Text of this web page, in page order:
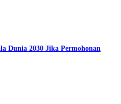
Dunia 2030 Jika Permohonan